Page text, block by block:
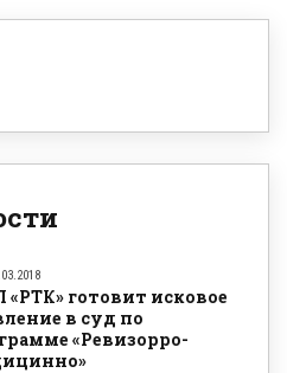
готовит исковое
в суд по
«Ревизорро-